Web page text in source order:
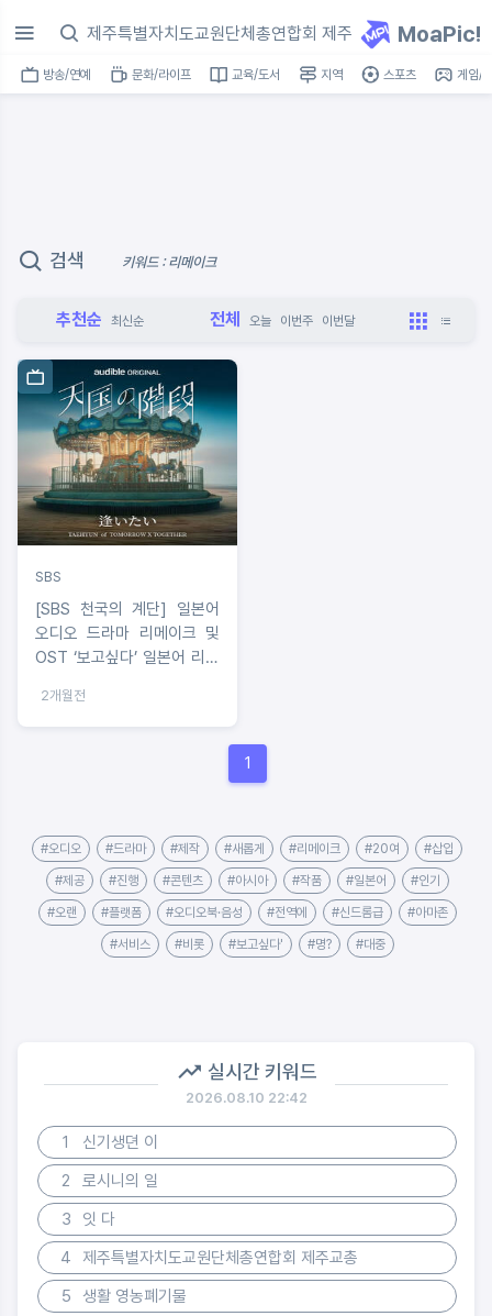
MoaPic!
방송/연예 문화/라이프 교육/도서 지역 스포츠 게임/
검색 키워드 : 리메이크
추천순 최신순 전체 오늘 이번주 이번달
SBS
[SBS 천국의 계단] 일본어
오디오 드라마 리메이크 및
OST ‘보고싶다’ 일본어 리메
2개월전
1
#오디오 #드라마 #제작 #새롭게 #리메이크 #20여 #삽입
#제공 #진행 #콘텐츠 #아시아 #작품 #일본어 #인기
#오랜 #플랫폼 #오디오북·음성 #전역에 #신드롬급 #아마존
#서비스 #비롯 #보고싶다' #명? #대중
실시간 키워드
2026.08.10 22:42
1
신기생뎐 이
2
로시니의 일
3
잇 다
4
제주특별자치도교원단체총연합회 제주교총
5
생활 영농폐기물